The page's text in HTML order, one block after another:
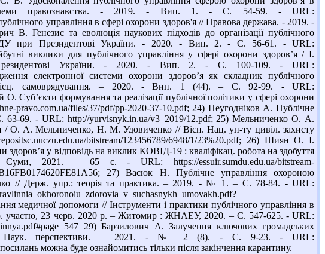
правознавства. - 2019. - Вип. 1. - С. 54-59. - URL:
управління в сфері охорони здоров'я // Правова держава. - 2019. -
Генезис та еволюція наукових підходів до організації публічного
при Президентові України. - 2020. - Вип. 2. - С. 56-61. - URL:
виклики для публічного управління у сфері охорони здоров’я / І.
України. - 2020. - Вип. 2. - С. 100-109. - URL:
електронної системи охорони здоров’я як складник публічного
місц. самоврядування. – 2020. - Вип. 1 (44). – С. 92-99. - URL:
формування та реалізації публічної політики у сфері охорони
files/37/pdf/pp-2020-37-10.pdf; 24) Неугодніков А. Публічне
63-69. - URL: http://yurvisnyk.in.ua/v3_2019/12.pdf; 25) Мельниченко О. А.
/ О. А. Мельниченко, Н. М. Удовиченко // Вісн. Нац. ун-ту цивіл. захисту
bitstream/123456789/6948/1/23%20.pdf; 26) Шиян О. І.
здоров’я у відповідь на виклик КОВІД-19 : кваліфікац. робота на здобуття
2021. – 65 с. - URL: https://essuir.sumdu.edu.ua/bitstream-
27) Васюк Н. Публічне управління охороною
// Держ. упр.: теорія та практика. – 2019. - № 1. – С. 78-84. - URL:
медичної допомоги // Інструменти і практики публічного управління в
участю, 23 черв. 2020 р. – Житомир : ЖНАЕУ, 2020. – С. 547-625. - URL:
29) Барзилович А. Залучення ключових громадських
// Наук. перспективи. – 2021. - № 2 (8). - С. 9-23. - URL:
можна буде ознайомитись тільки після закінчення карантину.